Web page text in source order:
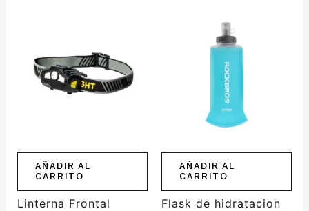
AÑADIR AL
CARRITO
Linterna Frontal
AÑADIR AL
CARRITO
Flask de hidratacion